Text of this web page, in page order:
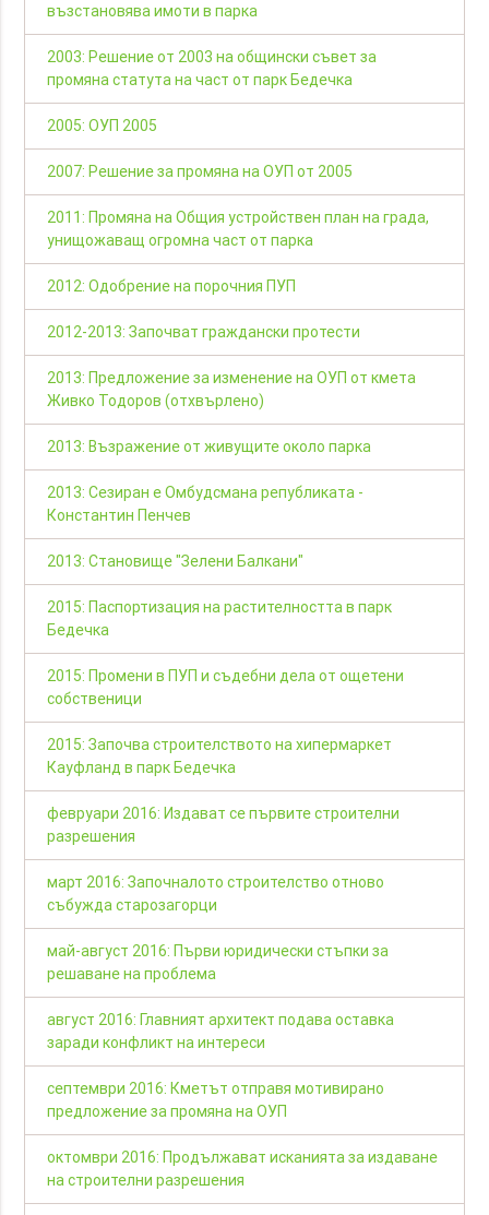
възстановява имоти в парка
2003: Решение от 2003 на общински съвет за
промяна статута на част от парк Бедечка
2005: ОУП 2005
2007: Решение за промяна на ОУП от 2005
2011: Промяна на Общия устройствен план на града,
унищожаващ огромна част от парка
2012: Одобрение на порочния ПУП
2012-2013: Започват граждански протести
2013: Предложение за изменение на ОУП от кмета
Живко Тодоров (отхвърлено)
2013: Възражение от живущите около парка
2013: Сезиран е Омбудсмана републиката -
Константин Пенчев
2013: Становище "Зелени Балкани"
2015: Паспортизация на растителността в парк
Бедечка
2015: Промени в ПУП и съдебни дела от ощетени
собственици
2015: Започва строителството на хипермаркет
Кауфланд в парк Бедечка
февруари 2016: Издават се първите строителни
разрешения
март 2016: Започналото строителство отново
събужда старозагорци
май-август 2016: Първи юридически стъпки за
решаване на проблема
август 2016: Главният архитект подава оставка
заради конфликт на интереси
септември 2016: Кметът отправя мотивирано
предложение за промяна на ОУП
октомври 2016: Продължават исканията за издаване
на строителни разрешения